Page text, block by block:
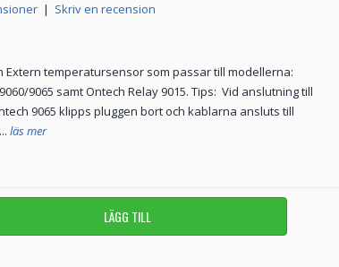
| Skriv en recension
Extern temperatursensor som passar till modellerna:
9065 samt Ontech Relay 9015. Tips: Vid anslutning till
9065 klipps pluggen bort och kablarna ansluts till
läs mer